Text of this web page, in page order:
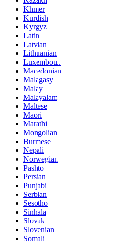
Khmer
Kurdish
Kyrgyz
Latin
Latvian
Lithuanian
Luxembou..
Macedonian
Malagasy
Malay
Malayalam
Maltese
Maori
Marathi
Mongolian
Burmese
Nepali
Norwegian
Pashto
Persian
Punjabi
Serbian
Sesotho
Sinhala
Slovak
Slovenian
Somali